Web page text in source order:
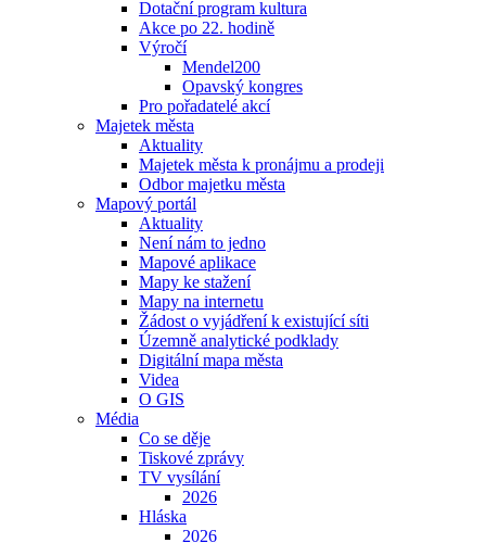
Dotační program kultura
Akce po 22. hodině
Výročí
Mendel200
Opavský kongres
Pro pořadatelé akcí
Majetek města
Aktuality
Majetek města k pronájmu a prodeji
Odbor majetku města
Mapový portál
Aktuality
Není nám to jedno
Mapové aplikace
Mapy ke stažení
Mapy na internetu
Žádost o vyjádření k existující síti
Územně analytické podklady
Digitální mapa města
Videa
O GIS
Média
Co se děje
Tiskové zprávy
TV vysílání
2026
Hláska
2026